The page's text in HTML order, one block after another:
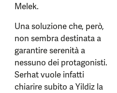
Melek.
Una soluzione che, però,
non sembra destinata a
garantire serenità a
nessuno dei protagonisti.
Serhat vuole infatti
chiarire subito a Yildiz la